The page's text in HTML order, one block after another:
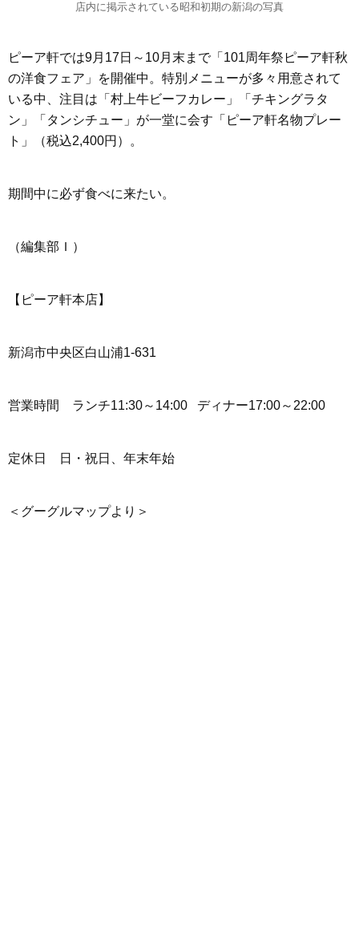
店内に掲示されている昭和初期の新潟の写真
ピーア軒では9月17日～10月末まで「101周年祭ピーア軒秋
の洋食フェア」を開催中。特別メニューが多々用意されて
いる中、注目は「村上牛ビーフカレー」「チキングラタ
ン」「タンシチュー」が一堂に会す「ピーア軒名物プレー
ト」（税込2,400円）。
期間中に必ず食べに来たい。
（編集部Ｉ）
【ピーア軒本店】
新潟市中央区白山浦1-631
営業時間 ランチ11:30～14:00 ディナー17:00～22:00
定休日 日・祝日、年末年始
＜グーグルマップより＞